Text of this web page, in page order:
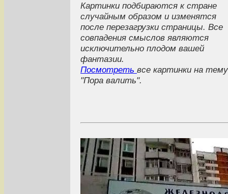
Картинки подбираются к стране
случайным образом и изменятся
после перезагрузки страницы. Все
совпадения смыслов являются
исключительно плодом вашей
фантазии.
Посмотреть все картинки на тему
"Пора валить".